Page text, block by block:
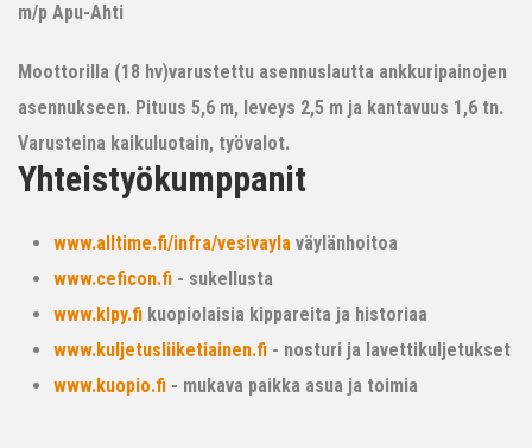
m/p Apu-Ahti
Moottorilla (18 hv)varustettu asennuslautta ankkuripainojen
asennukseen. Pituus 5,6 m, leveys 2,5 m ja kantavuus 1,6 tn.
Varusteina kaikuluotain, työvalot.
Yhteistyökumppanit
www.alltime.fi/infra/vesivayla väylänhoitoa
www.ceficon.fi - sukellusta
www.klpy.fi kuopiolaisia kippareita ja historiaa
www.kuljetusliiketiainen.fi - nosturi ja lavettikuljetukset
www.kuopio.fi - mukava paikka asua ja toimia